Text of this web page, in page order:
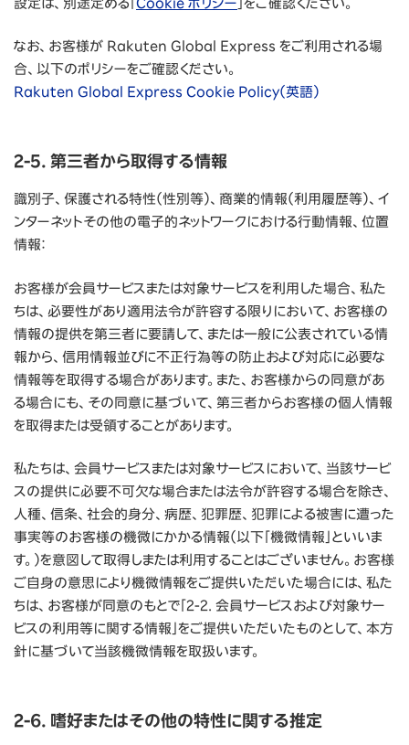
設定は、別途定める「Cookie ポリシー 」をご確認ください。
なお、お客様が Rakuten Global Express をご利用される場
合、以下のポリシーをご確認ください。
Rakuten Global Express Cookie Policy（英語）
2-5. 第三者から取得する情報
識別子、保護される特性（性別等）、商業的情報（利用履歴等）、イ
ンターネットその他の電子的ネットワークにおける行動情報、位置
情報：
お客様が会員サービスまたは対象サービスを利用した場合、私た
ちは、必要性があり適用法令が許容する限りにおいて、お客様の
情報の提供を第三者に要請して、または一般に公表されている情
報から、信用情報並びに不正行為等の防止および対応に必要な
情報等を取得する場合があります。また、お客様からの同意があ
る場合にも、その同意に基づいて、第三者からお客様の個人情報
を取得または受領することがあります。
私たちは、会員サービスまたは対象サービスにおいて、当該サービ
スの提供に必要不可欠な場合または法令が許容する場合を除き、
人種、信条、社会的身分、病歴、犯罪歴、犯罪による被害に遭った
事実等のお客様の機微にかかる情報（以下「機微情報」といいま
す。）を意図して取得しまたは利用することはございません。お客様
ご自身の意思により機微情報をご提供いただいた場合には、私た
ちは、お客様が同意のもとで「2-2. 会員サービスおよび対象サー
ビスの利用等に関する情報」をご提供いただいたものとして、本方
針に基づいて当該機微情報を取扱います。
2-6. 嗜好またはその他の特性に関する推定